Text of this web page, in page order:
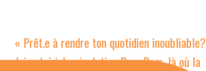
« Prêt.e à rendre ton quotidien inoubliable?
Joins-toi à la révolution Bom Bom, là où la